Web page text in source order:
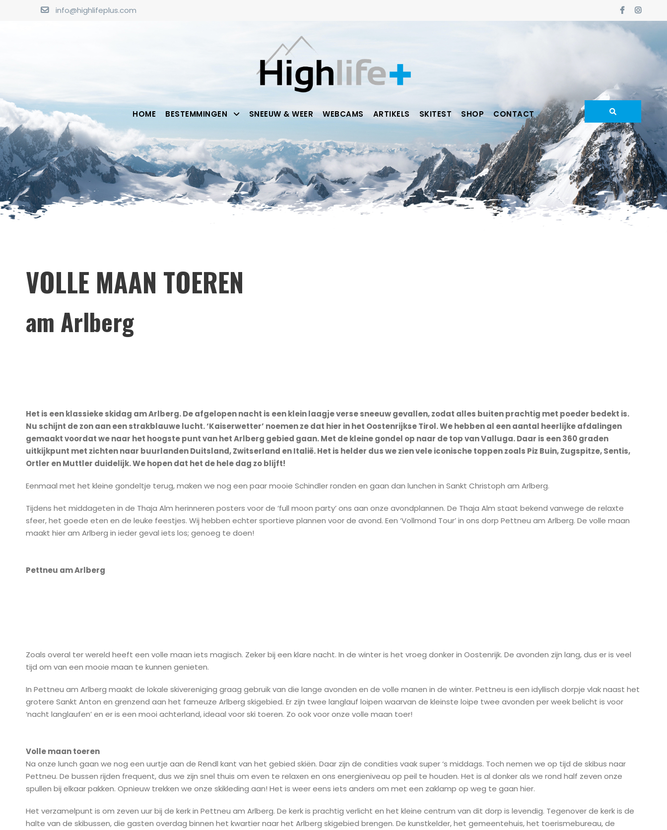
info@highlifeplus.com
HOME BESTEMMINGEN SNEEUW & WEER WEBCAMS ARTIKELS SKITEST SHOP CONTACT
VOLLE MAAN TOEREN
am Arlberg
Het is een klassieke skidag am Arlberg. De afgelopen nacht is een klein laagje verse sneeuw gevallen, zodat alles buiten prachtig met poeder bedekt is.
Nu schijnt de zon aan een strakblauwe lucht. ‘Kaiserwetter’ noemen ze dat hier in het Oostenrijkse Tirol. We hebben al een aantal heerlijke afdalingen
gemaakt voordat we naar het hoogste punt van het Arlberg gebied gaan. Met de kleine gondel op naar de top van Valluga. Daar is een 360 graden
uitkijkpunt met zichten naar buurlanden Duitsland, Zwitserland en Italië. Het is helder dus we zien vele iconische toppen zoals Piz Buin, Zugspitze, Sentis,
Ortler en Muttler duidelijk. We hopen dat het de hele dag zo blijft!
Eenmaal met het kleine gondeltje terug, maken we nog een paar mooie Schindler ronden en gaan dan lunchen in Sankt Christoph am Arlberg.
Tijdens het middageten in de Thaja Alm herinneren posters voor de ‘full moon party’ ons aan onze avondplannen. De Thaja Alm staat bekend vanwege de relaxte
sfeer, het goede eten en de leuke feestjes. Wij hebben echter sportieve plannen voor de avond. Een ‘Vollmond Tour’ in ons dorp Pettneu am Arlberg. De volle maan
maakt hier am Arlberg in ieder geval iets los; genoeg te doen!
Pettneu am Arlberg
Zoals overal ter wereld heeft een volle maan iets magisch. Zeker bij een klare nacht. In de winter is het vroeg donker in Oostenrijk. De avonden zijn lang, dus er is veel
tijd om van een mooie maan te kunnen genieten.
In Pettneu am Arlberg maakt de lokale skivereniging graag gebruik van die lange avonden en de volle manen in de winter. Pettneu is een idyllisch dorpje vlak naast het
grotere Sankt Anton en grenzend aan het fameuze Arlberg skigebied. Er zijn twee langlauf loipen waarvan de kleinste loipe twee avonden per week belicht is voor
‘nacht langlaufen’ en er is een mooi achterland, ideaal voor ski toeren. Zo ook voor onze volle maan toer!
Volle maan toeren
Na onze lunch gaan we nog een uurtje aan de Rendl kant van het gebied skiën. Daar zijn de condities vaak super ‘s middags. Toch nemen we op tijd de skibus naar
Pettneu. De bussen rijden frequent, dus we zijn snel thuis om even te relaxen en ons energieniveau op peil te houden. Het is al donker als we rond half zeven onze
spullen bij elkaar pakken. Opnieuw trekken we onze skikleding aan! Het is weer eens iets anders om met een zaklamp op weg te gaan hier.
Het verzamelpunt is om zeven uur bij de kerk in Pettneu am Arlberg. De kerk is prachtig verlicht en het kleine centrum van dit dorp is levendig. Tegenover de kerk is de
halte van de skibussen, die gasten overdag binnen het kwartier naar het Arlberg skigebied brengen. De kunstkelder, het gemeentehuis, het toerismebureau, de